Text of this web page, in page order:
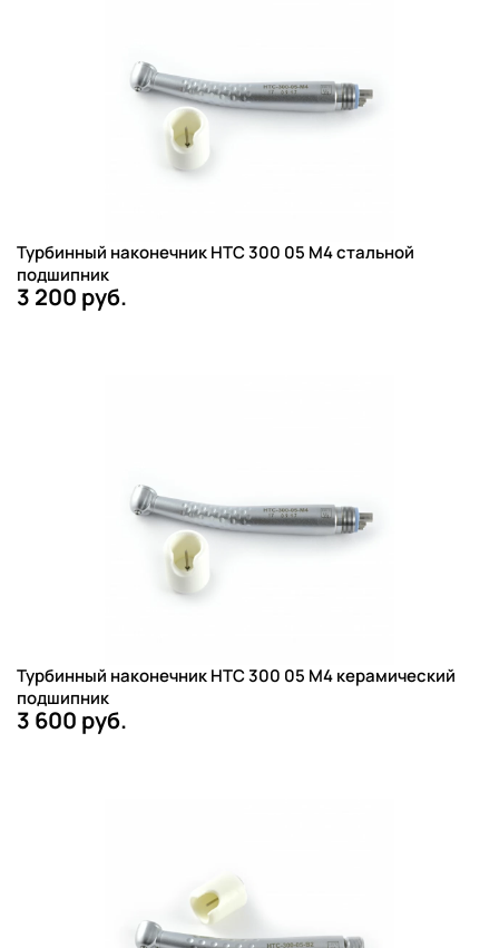
Турбинный наконечник НТС 300 05 М4 стальной
подшипник
3 200 руб.
Турбинный наконечник НТС 300 05 М4 керамический
подшипник
3 600 руб.